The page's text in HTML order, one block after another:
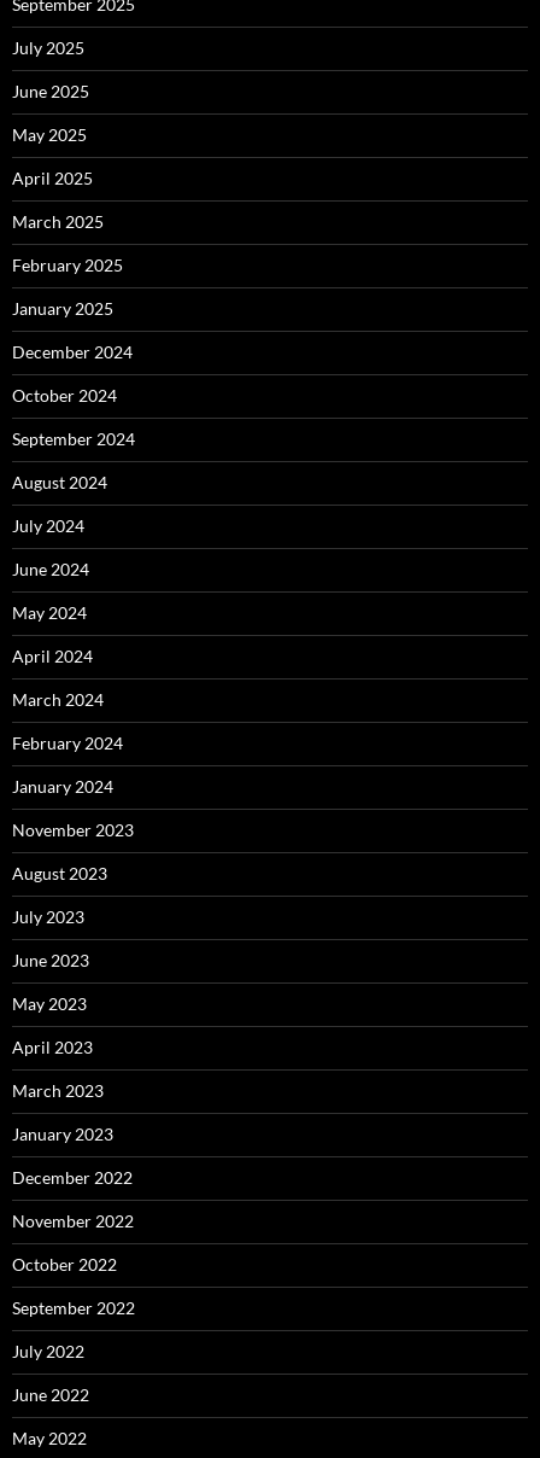
July 2025
June 2025
May 2025
April 2025
March 2025
February 2025
January 2025
December 2024
October 2024
September 2024
August 2024
July 2024
June 2024
May 2024
April 2024
March 2024
February 2024
January 2024
November 2023
August 2023
July 2023
June 2023
May 2023
April 2023
March 2023
January 2023
December 2022
November 2022
October 2022
September 2022
July 2022
June 2022
May 2022